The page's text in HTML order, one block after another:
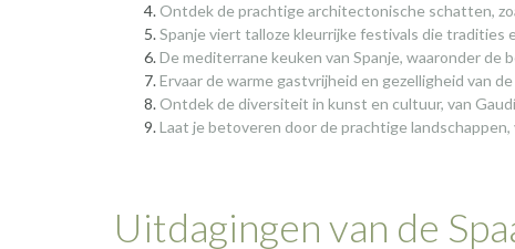
Ontdek de prachtige architectonische schatten,
Spanje viert talloze kleurrijke festivals die tradities
De mediterrane keuken van Spanje, waaronder de
Ervaar de warme gastvrijheid en gezelligheid van
Ontdek de diversiteit in kunst en cultuur, van
Laat je betoveren door de prachtige
Uitdagingen van de